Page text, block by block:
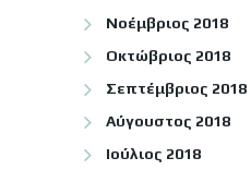
Νοέμβριος 2018
Οκτώβριος 2018
Σεπτέμβριος 2018
Αύγουστος 2018
Ιούλιος 2018